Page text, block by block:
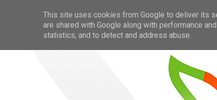
This site uses cookies from Google to deliver its
are shared with Google along with performance
statistics, and to detect and address abuse.